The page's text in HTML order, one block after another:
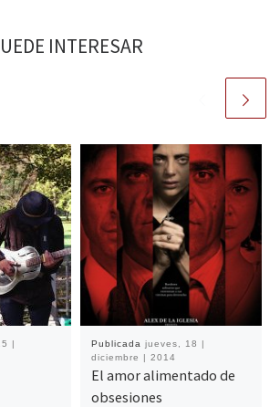
INTERESAR
|
Publicada jueves, 18 |
diciembre | 2014
El amor alimentado de
obsesiones